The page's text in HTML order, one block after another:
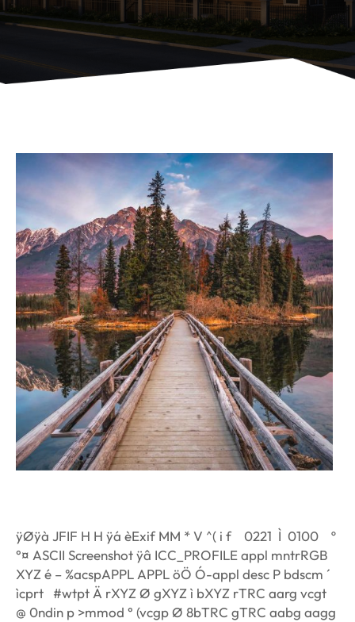
ÿØÿà JFIF H H ÿá èExif MM * V ^( i f    0221  Ì 0100 º
°¤ ASCII Screenshot ÿâ ICC_PROFILE appl mntrRGB
XYZ é – %acspAPPL APPL öÖ Ó-appl desc P bdscm ´
ìcprt #wtpt Ä rXYZ Ø gXYZ ì bXYZ rTRC aarg vcgt
@ 0ndin p >mmod ° (vcgp Ø 8bTRC gTRC aabg aagg